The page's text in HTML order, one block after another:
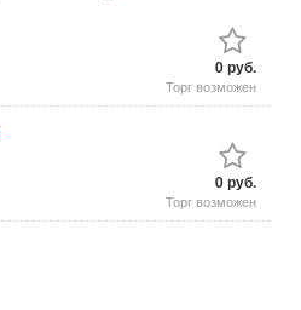
0 руб.
Торг возможен
0 руб.
Торг возможен